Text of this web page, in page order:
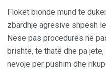
Flokët biondë mund të
zbardhje agresive shpesh
Nëse pas procedurës në
brishtë, të thatë dhe pa
nevojë për pushim dhe